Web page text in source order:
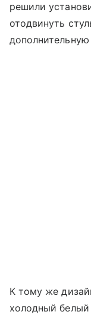
решили
отодвинуть
К тому же
холодный